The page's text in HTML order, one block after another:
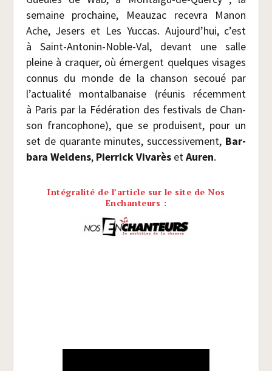
semaine pro­chaine, Meau­zac rece­vra Manon
Ache, Jesers et Les Yuc­cas. Aujourd’hui, c’est
à Saint-Anto­nin-Noble-Val, devant une salle
pleine à cra­quer, où émergent quelques visages
connus du monde de la chan­son secoué par
l’actualité mon­tal­ba­naise (réunis récem­ment
à Paris par la Fédé­ra­tion des fes­ti­vals de Chan­
son fran­co­phone), que se pro­duisent, pour un
set de qua­rante minutes, suc­ces­si­ve­ment, Bar­
ba­ra Wel­dens, Pier­rick Viva­rèsetAuren.
Intégralité de l’article sur le site de Nos
Enchanteurs :